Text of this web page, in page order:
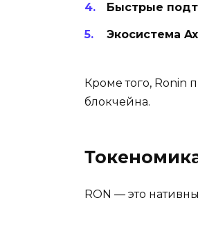
Быстрые
Экосистема
Кроме того, Ronin
блокчейна.
RON — это